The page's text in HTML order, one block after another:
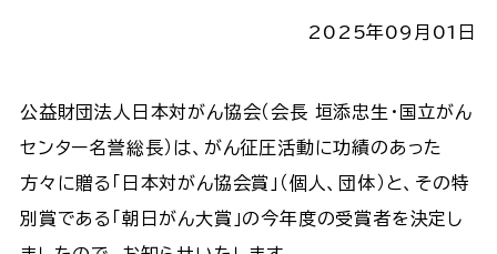
2025年09月01日
公益財団法人日本対がん協会（会長 垣添忠生・国立がん
センター名誉総長）は、がん征圧活動に功績のあった
方々に贈る「日本対がん協会賞」（個人、団体）と、その特
別賞である「朝日がん大賞」の今年度の受賞者を決定し